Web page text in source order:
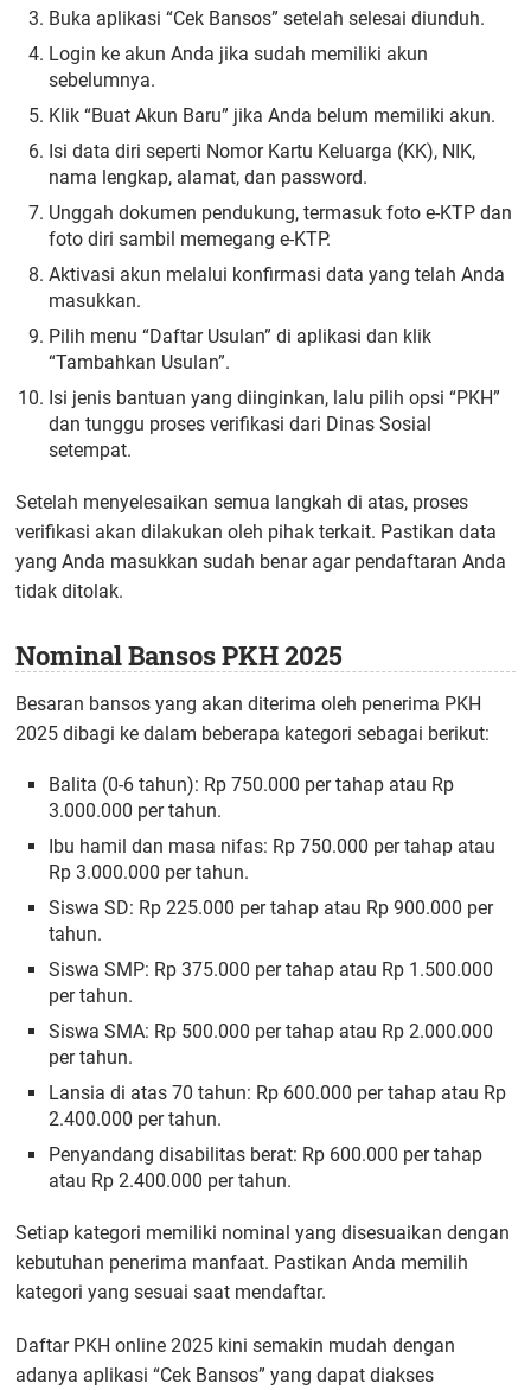
Buka aplikasi “Cek Bansos” setelah selesai diunduh.
Login ke akun Anda jika sudah memiliki akun
sebelumnya.
Klik “Buat Akun Baru” jika Anda belum memiliki akun.
Isi data diri seperti Nomor Kartu Keluarga (KK), NIK,
nama lengkap, alamat, dan password.
Unggah dokumen pendukung, termasuk foto e-KTP dan
foto diri sambil memegang e-KTP.
Aktivasi akun melalui konfirmasi data yang telah Anda
masukkan.
Pilih menu “Daftar Usulan” di aplikasi dan klik
“Tambahkan Usulan”.
Isi jenis bantuan yang diinginkan, lalu pilih opsi “PKH”
dan tunggu proses verifikasi dari Dinas Sosial
setempat.
Setelah menyelesaikan semua langkah di atas, proses
verifikasi akan dilakukan oleh pihak terkait. Pastikan data
yang Anda masukkan sudah benar agar pendaftaran Anda
tidak ditolak.
Nominal Bansos PKH 2025
Besaran bansos yang akan diterima oleh penerima PKH
2025 dibagi ke dalam beberapa kategori sebagai berikut:
Balita (0-6 tahun): Rp 750.000 per tahap atau Rp
3.000.000 per tahun.
Ibu hamil dan masa nifas: Rp 750.000 per tahap atau
Rp 3.000.000 per tahun.
Siswa SD: Rp 225.000 per tahap atau Rp 900.000 per
tahun.
Siswa SMP: Rp 375.000 per tahap atau Rp 1.500.000
per tahun.
Siswa SMA: Rp 500.000 per tahap atau Rp 2.000.000
per tahun.
Lansia di atas 70 tahun: Rp 600.000 per tahap atau Rp
2.400.000 per tahun.
Penyandang disabilitas berat: Rp 600.000 per tahap
atau Rp 2.400.000 per tahun.
Setiap kategori memiliki nominal yang disesuaikan dengan
kebutuhan penerima manfaat. Pastikan Anda memilih
kategori yang sesuai saat mendaftar.
Daftar PKH online 2025 kini semakin mudah dengan
adanya aplikasi “Cek Bansos” yang dapat diakses